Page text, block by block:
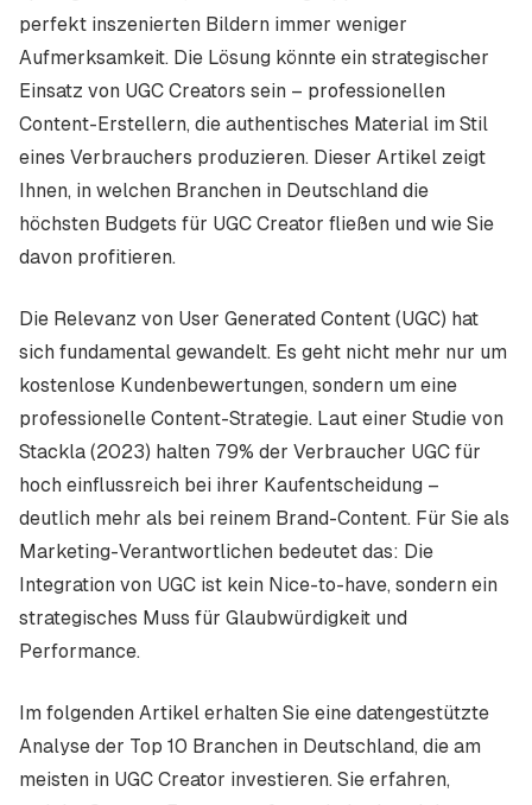
perfekt inszenierten Bildern immer weniger
Aufmerksamkeit. Die Lösung könnte ein strategischer
Einsatz von UGC Creators sein – professionellen
Content-Erstellern, die authentisches Material im Stil
eines Verbrauchers produzieren. Dieser Artikel zeigt
Ihnen, in welchen Branchen in Deutschland die
höchsten Budgets für UGC Creator fließen und wie Sie
davon profitieren.
Die Relevanz von User Generated Content (UGC) hat
sich fundamental gewandelt. Es geht nicht mehr nur um
kostenlose Kundenbewertungen, sondern um eine
professionelle Content-Strategie. Laut einer Studie von
Stackla (2023) halten 79% der Verbraucher UGC für
hoch einflussreich bei ihrer Kaufentscheidung –
deutlich mehr als bei reinem Brand-Content. Für Sie als
Marketing-Verantwortlichen bedeutet das: Die
Integration von UGC ist kein Nice-to-have, sondern ein
strategisches Muss für Glaubwürdigkeit und
Performance.
Im folgenden Artikel erhalten Sie eine datengestützte
Analyse der Top 10 Branchen in Deutschland, die am
meisten in UGC Creator investieren. Sie erfahren,